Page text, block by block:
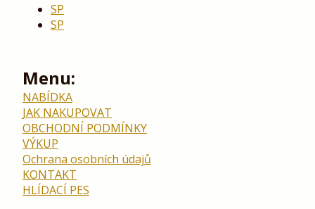
SP
SP
Menu:
NABÍDKA
JAK NAKUPOVAT
OBCHODNÍ PODMÍNKY
VÝKUP
Ochrana osobních údajů
KONTAKT
HLÍDACÍ PES